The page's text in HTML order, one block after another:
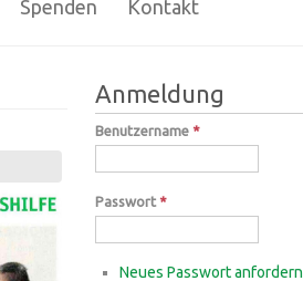
Spenden Kontakt
Anmeldung
Benutzername *
Passwort*
Neues Passwort anfordern